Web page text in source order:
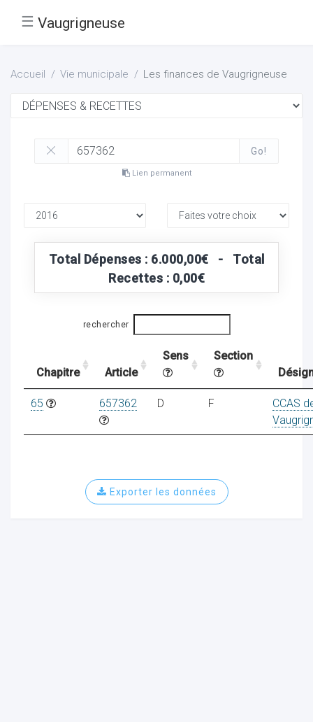
☰ Vaugrigneuse
Accueil Vie municipale Les finances de Vaugrigneuse
Go!
Lien permanent
Total Dépenses : 6.000,00€ - Total
Recettes : 0,00€
rechercher
Chapitre Article
Sens
Section
65 657362 D F
CCAS
Exporter les données